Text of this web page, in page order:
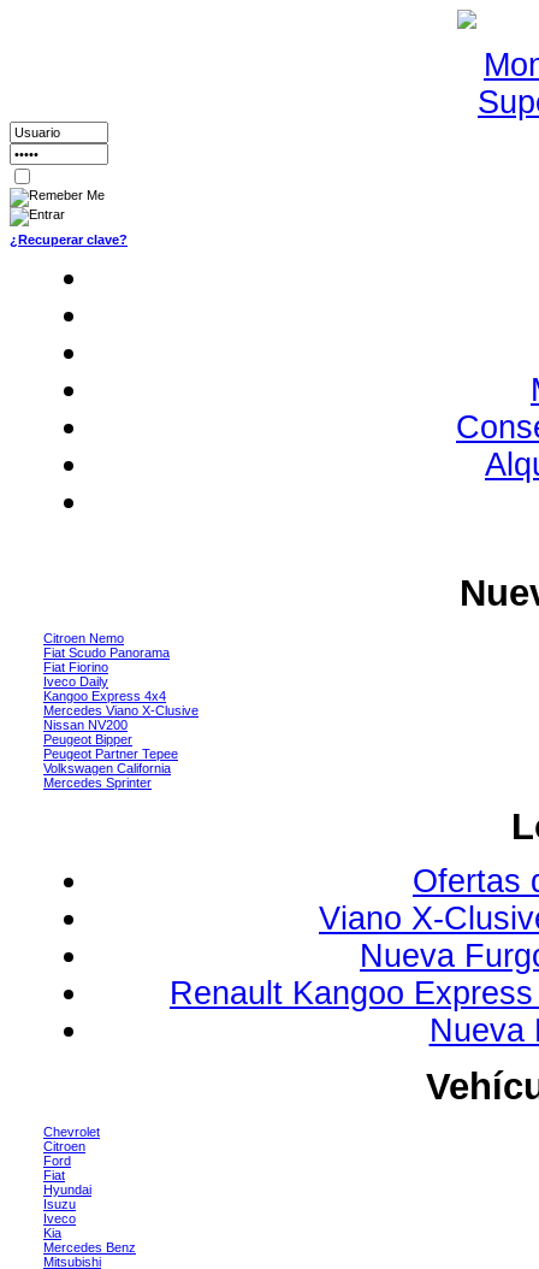
¿Recuperar clave?
Citroen Nemo
Fiat Scudo Panorama
Fiat Fiorino
Iveco Daily
Kangoo Express 4x4
Mercedes Viano X-Clusive
Nissan NV200
Peugeot Bipper
Peugeot Partner Tepee
Volkswagen California
Mercedes Sprinter
Ofertas
Viano X-
Nueva
Renault Kangoo
Nueva
Chevrolet
Citroen
Ford
Fiat
Hyundai
Isuzu
Iveco
Kia
Mercedes Benz
Mitsubishi